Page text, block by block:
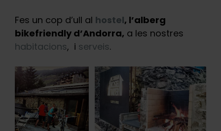
Fes un cop d’ull al hostel, l’alberg
bikefriendly d’Andorra, a les nostres
habitacions, i serveis.